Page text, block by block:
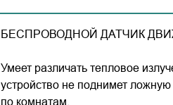
БЕСПРОВОДНОЙ ДАТЧИК
Умеет различать тепловое
устройство не поднимет
по комнатам.